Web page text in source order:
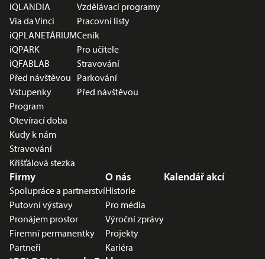
iQLANDIA
Via da Vinci
iQPLANETÁRIUM
iQPARK
iQFABLAB
Před návštěvou
Vstupenky
Program
Otevírací doba
Kudy k nám
Stravování
Křišťálová stezka
Vzdělávací programy
Pracovní listy
Ceník
Pro učitele
Stravování
Parkování
Před návštěvou
Firmy
Spolupráce a partnerství
Putovní výstavy
Pronájem prostor
Firemní permanentky
Partneři
O nás
Historie
Pro média
Výroční zprávy
Projekty
Kariéra
Kalendář akcí